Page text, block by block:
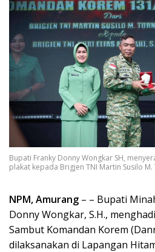
Bupati Franky Donny Wongkar SH,
plakat kepada Brigjen TNI Martin Susilo M.
NPM, Amurang – – Bupati
Donny Wongkar, S.H.,
Sambut Komandan Korem
dilaksanakan di Lapangan